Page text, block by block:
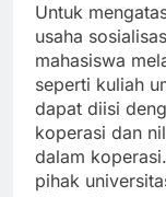
Untuk
usaha
mahasiswa
seperti kuliah
dapat diisi
koperasi dan
dalam
pihak